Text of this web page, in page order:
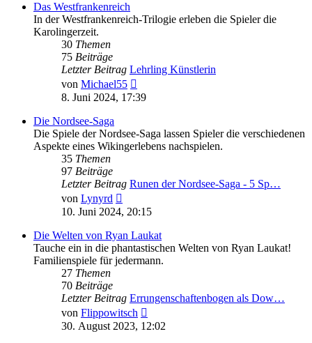
Das Westfrankenreich
In der Westfrankenreich-Trilogie erleben die Spieler die
Karolingerzeit.
30 Themen
75 Beiträge
Letzter Beitrag Lehrling Künstlerin
von Michael55
Beitrag
8. Juni 2024, 17:39
Die Nordsee-Saga
Die Spiele der Nordsee-Saga lassen Spieler die verschiedenen
Aspekte eines Wikingerlebens nachspielen.
35 Themen
97 Beiträge
Letzter Beitrag Runen der Nordsee-Saga - 5 Sp…
von Lynyrd
Beitrag
10. Juni 2024, 20:15
Die Welten von Ryan Laukat
Tauche ein in die phantastischen Welten von Ryan Laukat!
Familienspiele für jedermann.
27 Themen
70 Beiträge
Letzter Beitrag Errungenschaftenbogen als Dow…
von Flippowitsch
Beitrag
30. August 2023, 12:02